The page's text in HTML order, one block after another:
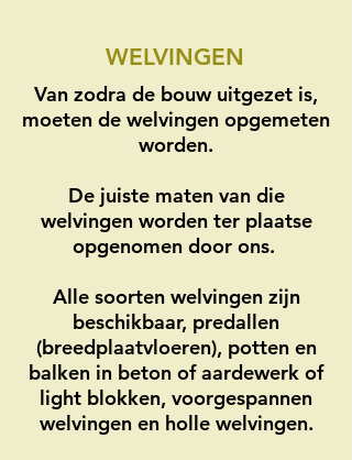
WELVINGEN
Van zodra de bouw uitgezet is,
moeten de welvingen opgemeten
worden.
De juiste maten van die
welvingen worden ter plaatse
opgenomen door ons.
Alle soorten welvingen zijn
beschikbaar, predallen
(breedplaatvloeren), potten en
balken in beton of aardewerk of
light blokken, voorgespannen
welvingen en holle welvingen.